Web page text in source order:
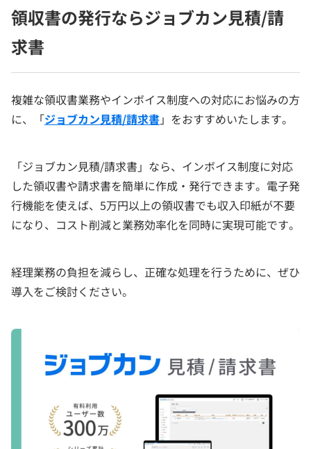
領収書の発行ならジョブカン見積/請
求書
複雑な領収書業務やインボイス制度への対応にお悩みの方
に、「ジョブカン見積/請求書」をおすすめいたします。
「ジョブカン見積/請求書」なら、インボイス制度に対応
した領収書や請求書を簡単に作成・発行できます。電子発
行機能を使えば、5万円以上の領収書でも収入印紙が不要
になり、コスト削減と業務効率化を同時に実現可能です。
経理業務の負担を減らし、正確な処理を行うために、ぜひ
導入をご検討ください。